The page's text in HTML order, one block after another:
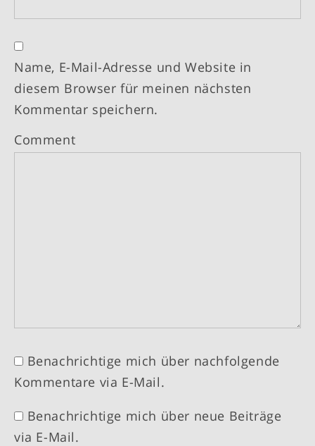
Name, E-Mail-Adresse und Website in
diesem Browser für meinen nächsten
Kommentar speichern.
Comment
Benachrichtige mich über nachfolgende
Kommentare via E-Mail.
Benachrichtige mich über neue Beiträge
via E-Mail.